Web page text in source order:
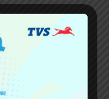
गम्भीर प्रश्न